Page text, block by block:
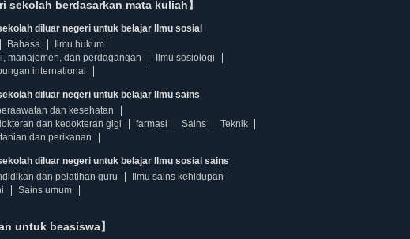
sekolah berdasarkan mata kuliah】
diluar negeri untuk belajar Ilmu sosial
Bahasa
Ilmu hukum
manajemen, dan perdagangan
Ilmu sosiologi
international
diluar negeri untuk belajar Ilmu sains
dan kesehatan
dan kedokteran gigi
farmasi Sains
Teknik
dan perikanan
diluar negeri untuk belajar Ilmu sosial sains
dan pelatihan guru
Ilmu sains kehidupan
Sains umum
untuk beasiswa】